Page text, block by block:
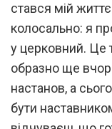
стався мій
колосально: я
у церковний. Це
образно ще
настанов, а
бути